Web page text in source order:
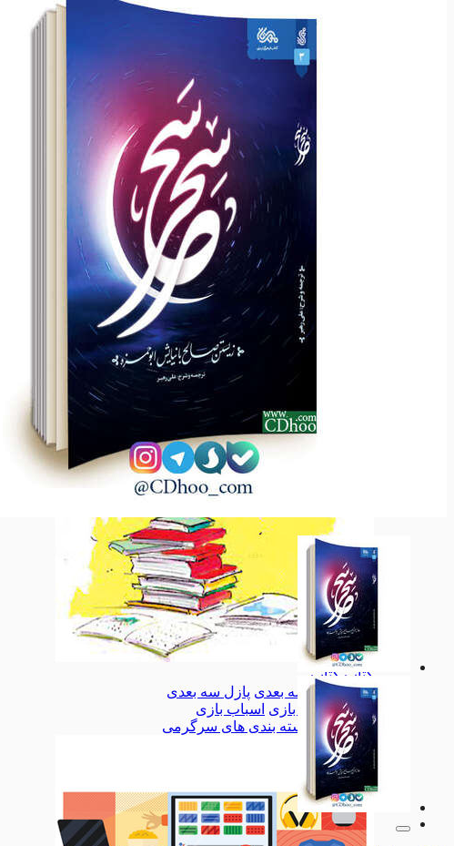
نرم افزار
مذهبی
ادبیات
خانه و خانواده
ازدواج
تربیتی
تربیتی
سواد رسانه سواد رسانه
مهارت های زندگی
مهارت های زندگی
آموزشی
آموزشی
داستان و رمان
داستان و رمان
اشخاص
بهداشت بهداشت
کودک و نوجوان کودک و نوجوان
تاریخ، جغرافیا تاریخ، جغرافیا
همه دسته بندی های کتاب
کتاب کتاب
پازل سه بعدی پازل سه بعدی
اسباب بازی اسباب بازی
همه دسته بندی های سرگرمی